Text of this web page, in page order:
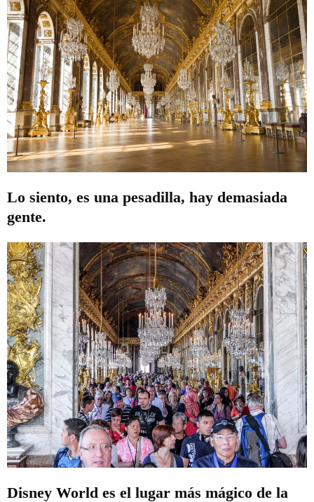
Lo siento, es una pesadilla, hay demasiada
gente.
Disney World es el lugar más mágico de la